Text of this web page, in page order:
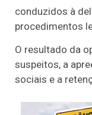
conduzidos à
procedimentos
O resultado da
suspeitos, a
sociais e a